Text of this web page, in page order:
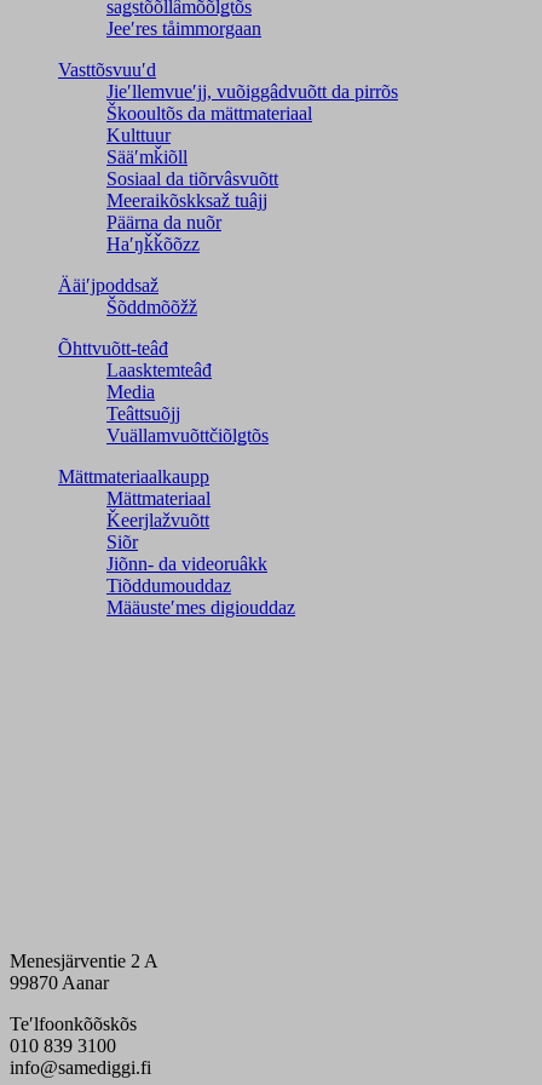
saǥstõõllâmõõlǥtõs
Jeeʹres tåimmorgaan
Vasttõsvuuʹd
Jieʹllemvueʹjj, vuõiggâdvuõtt da pirrõs
Škooultõs da mättmateriaal
Kulttuur
Sääʹmǩiõll
Sosiaal da tiõrvâsvuõtt
Meeraikõskksaž tuâjj
Päärna da nuõr
Haʹŋǩǩõõzz
Ääiʹjpoddsaž
Šõddmõõžž
Õhttvuõtt-teâđ
Laasktemteâđ
Media
Teâttsuõjj
Vuällamvuõttčiõlǥtõs
Mättmateriaalkaupp
Mättmateriaal
Ǩeerjlažvuõtt
Siõr
Jiõnn- da videoruâkk
Tiõddumouddaz
Määusteʹmes digiouddaz
Menesjärventie 2 A
99870 Aanar
Teʹlfoonkõõskõs
010 839 3100
info@samediggi.fi